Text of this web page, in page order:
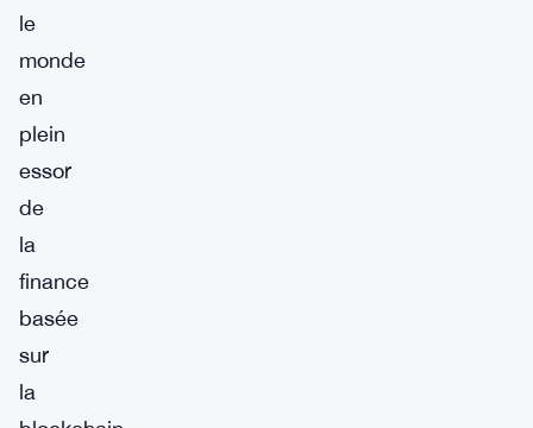
le
monde
en
plein
essor
de
la
finance
basée
sur
la